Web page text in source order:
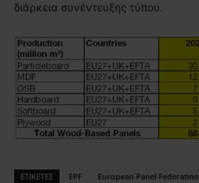
διάρκεια συνέντευξης τύπου.
ΕΤΙΚΕΤΕΣ EPF European Panel Federatino